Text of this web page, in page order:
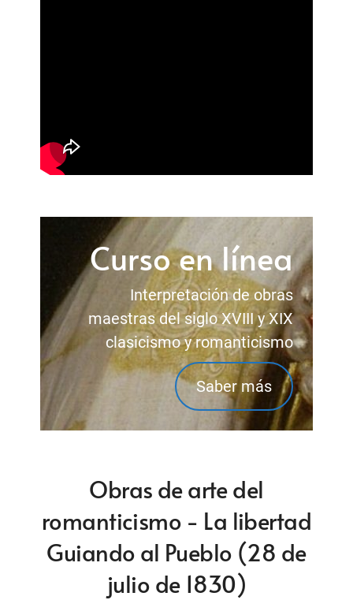
Curso en línea
Interpretación de obras
maestras del siglo XVIII y XIX
clasicismo y romanticismo
Saber más
Obras de arte del
romanticismo - La libertad
Guiando al Pueblo (28 de
julio de 1830)